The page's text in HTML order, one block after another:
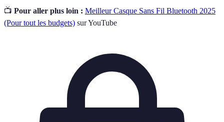
📺 Pour aller plus loin : Meilleur Casque Sans Fil Bluetooth 2025
(Pour tout les budgets) sur YouTube